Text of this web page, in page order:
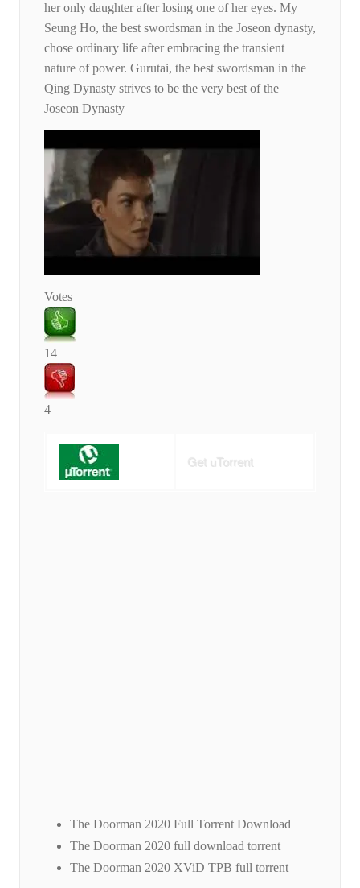
her only daughter after losing one of her eyes. My
Seung Ho, the best swordsman in the Joseon dynasty,
chose ordinary life after embracing the transient
nature of power. Gurutai, the best swordsman in the
Qing Dynasty strives to be the very best of the
Joseon Dynasty
Votes
14
4
Get uTorrent
The Doorman 2020 Full Torrent Download
The Doorman 2020 full download torrent
The Doorman 2020 XViD TPB full torrent